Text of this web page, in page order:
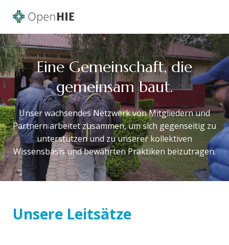
Eine Gemeinschaft, die
gemeinsam baut.
Unser wachsendes Netzwerk von Mitgliedern und
Partnern arbeitet zusammen, um sich gegenseitig zu
unterstützen und zu unserer kollektiven
Wissensbasis und bewährten Praktiken beizutragen.
Unsere Leitsätze